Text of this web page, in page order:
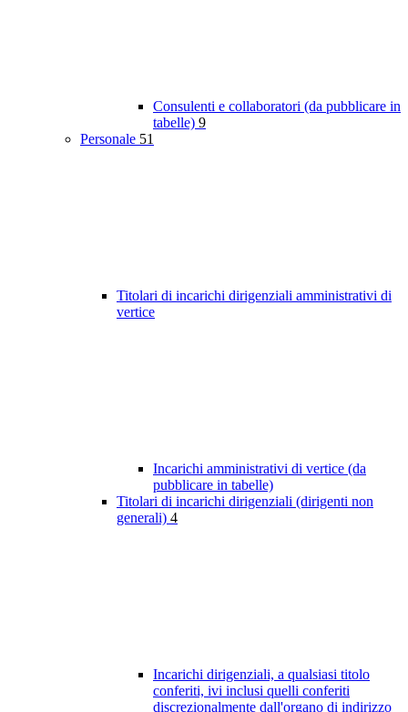
Consulenti e collaboratori (da pubblicare in
tabelle) 9
Personale 51
Titolari di incarichi dirigenziali amministrativi di
vertice
Incarichi amministrativi di vertice (da
pubblicare in tabelle)
Titolari di incarichi dirigenziali (dirigenti non
generali) 4
Incarichi dirigenziali, a qualsiasi titolo
conferiti, ivi inclusi quelli conferiti
discrezionalmente dall'organo di indirizzo